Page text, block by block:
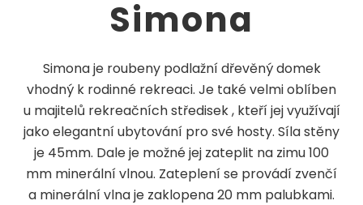
Simona
Simona je roubeny podlažní dřevěný domek
vhodný k rodinné rekreaci. Je také velmi oblíben
u majitelů rekreačních středisek , kteří jej využívají
jako elegantní ubytování pro své hosty. Síla stěny
je 45mm. Dale je možné jej zateplit na zimu 100
mm minerální vlnou. Zateplení se provádí zvenčí
a minerální vlna je zaklopena 20 mm palubkami.